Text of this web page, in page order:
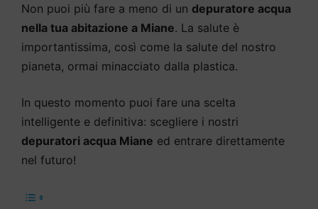
Non puoi più fare a meno di un depuratore acqua
nella tua abitazione a Miane. La salute è
importantissima, così come la salute del nostro
pianeta, ormai minacciato dalla plastica.
In questo momento puoi fare una scelta
intelligente e definitiva: scegliere i nostri
depuratori acqua Miane ed entrare direttamente
nel futuro!